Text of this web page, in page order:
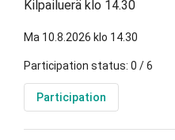
Kilpailuerä klo 14.30
Ma 10.8.2026 klo 14.30
Participation status: 0 / 6
Participation